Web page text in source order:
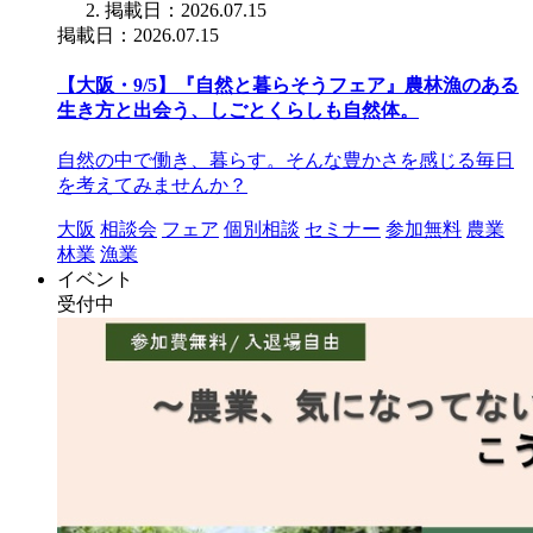
掲載日：2026.07.15
掲載日：2026.07.15
【大阪・9/5】『自然と暮らそうフェア』農林漁のある
生き方と出会う、しごとくらしも自然体。
自然の中で働き、暮らす。そんな豊かさを感じる毎日
を考えてみませんか？
大阪 相談会 フェア 個別相談 セミナー 参加無料 農業
林業 漁業
イベント
受付中